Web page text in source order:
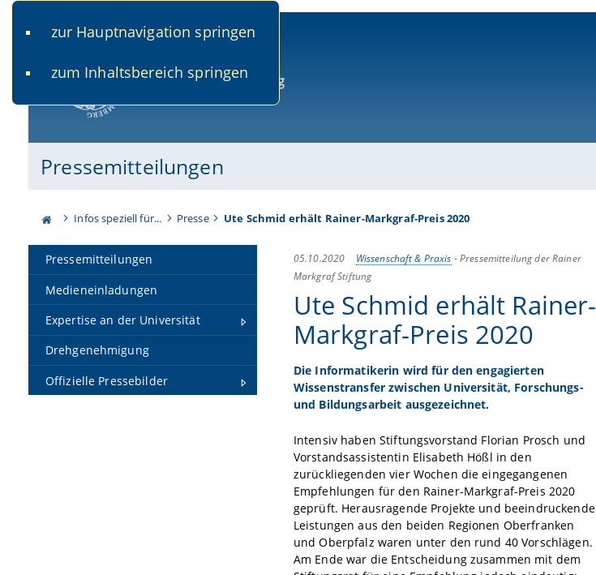
zur Hauptnavigation springen
zum Inhaltsbereich springen
Pressemitteilungen
Infos speziell für... Presse Ute Schmid erhält Rainer-Markgraf-Preis 2020
Pressemitteilungen
Medieneinladungen
Expertise an der Universität
Drehgenehmigung
Offizielle Pressebilder
05.10.2020 Wissenschaft & Praxis -Pressemitteilung der Rainer
Markgraf Stiftung
Ute Schmid erhält Rainer-
Markgraf-Preis 2020
Die Informatikerin wird für den engagierten
Wissenstransfer zwischen Universität, Forschungs-
und Bildungsarbeit ausgezeichnet.
Intensiv haben Stiftungsvorstand Florian Prosch und
Vorstandsassistentin Elisabeth Hößl in den
zurückliegenden vier Wochen die eingegangenen
Empfehlungen für den Rainer-Markgraf-Preis 2020
geprüft. Herausragende Projekte und beeindruckende
Leistungen aus den beiden Regionen Oberfranken
und Oberpfalz waren unter den rund 40 Vorschlägen.
Am Ende war die Entscheidung zusammen mit dem